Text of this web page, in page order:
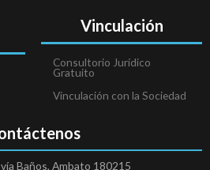
Vinculación
Consultorio Jurídico
Gratuito
Vinculación con la Sociedad
Baños, Ambato 180215